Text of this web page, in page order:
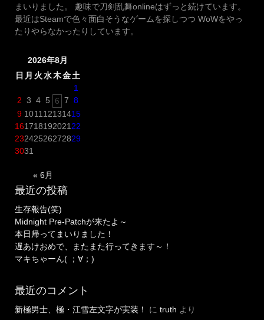
まいりました。 趣味で刀剣乱舞onlineはずっと続けています。
最近はSteamで色々面白そうなゲームを探しつつ WoWをやっ
たりやらなかったりしています。
2026年8月
日 月 火水木金土
1
2 3 4 5 6 7 8
9 1011 12131415
161718192021 22
23242526272829
3031
« 6月
最近の投稿
生存報告(笑)
Midnight Pre-Patchが来たよ～
本日帰ってまいりました！
遅あけおめで、またまた行ってきます～！
マキちゃーん( ；∀；)
最近のコメント
新極男士、極・江雪左文字が実装！ に truth より